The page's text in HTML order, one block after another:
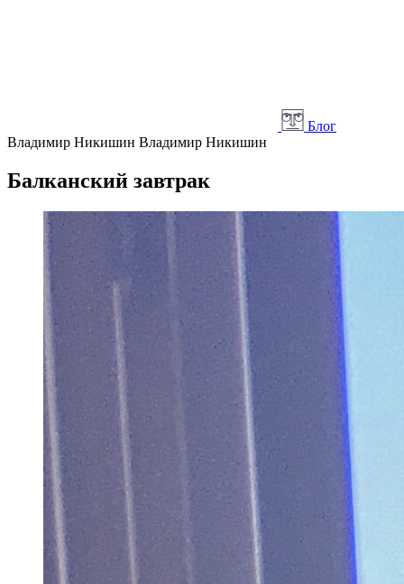
Блог
Владимир Никишин Владимир Никишин
Балканский завтрак